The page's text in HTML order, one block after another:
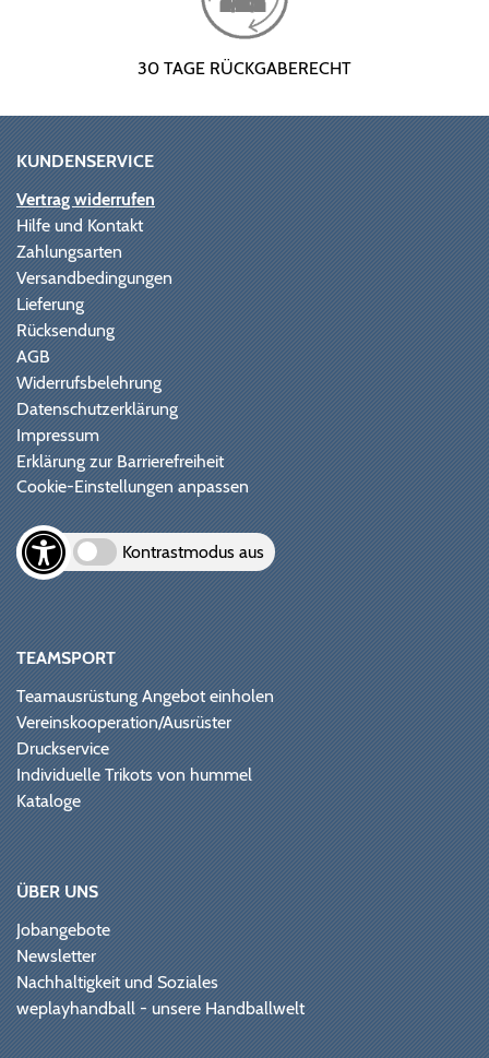
30 TAGE RÜCKGABERECHT
KUNDENSERVICE
Vertrag widerrufen
Hilfe und Kontakt
Zahlungsarten
Versandbedingungen
Lieferung
Rücksendung
AGB
Widerrufsbelehrung
Datenschutzerklärung
Impressum
Erklärung zur Barrierefreiheit
Cookie-Einstellungen anpassen
Kontrastmodus aus
TEAMSPORT
Teamausrüstung Angebot einholen
Vereinskooperation/Ausrüster
Druckservice
Individuelle Trikots von hummel
Kataloge
ÜBER UNS
Jobangebote
Newsletter
Nachhaltigkeit und Soziales
weplayhandball - unsere Handballwelt